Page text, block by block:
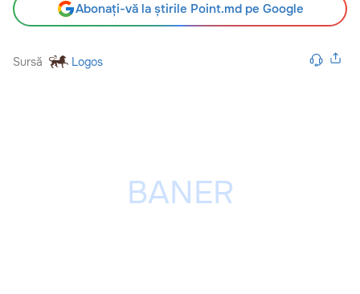
Abonați-vă la știrile Point.md pe Google
Sursă Logos